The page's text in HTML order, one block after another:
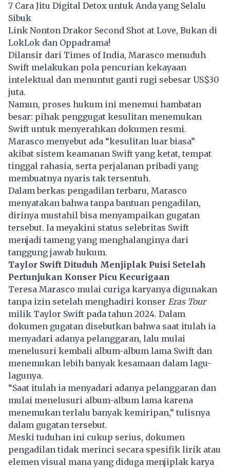
7 Cara Jitu Digital Detox untuk Anda yang Selalu
Sibuk
Link Nonton Drakor Second Shot at Love, Bukan di
LokLok dan Oppadrama!
Dilansir dari Times of India, Marasco menuduh
Swift melakukan pola pencurian kekayaan
intelektual dan menuntut ganti rugi sebesar US$30
juta.
Namun, proses hukum ini menemui hambatan
besar: pihak penggugat kesulitan menemukan
Swift untuk menyerahkan dokumen resmi.
Marasco menyebut ada “kesulitan luar biasa”
akibat sistem keamanan Swift yang ketat, tempat
tinggal rahasia, serta perjalanan pribadi yang
membuatnya nyaris tak tersentuh.
Dalam berkas pengadilan terbaru, Marasco
menyatakan bahwa tanpa bantuan pengadilan,
dirinya mustahil bisa menyampaikan gugatan
tersebut. Ia meyakini status selebritas Swift
menjadi tameng yang menghalanginya dari
tanggung jawab hukum.
Taylor Swift Dituduh Menjiplak Puisi Setelah
Pertunjukan Konser Picu Kecurigaan
Teresa Marasco mulai curiga karyanya digunakan
tanpa izin setelah menghadiri konser Eras Tour
milik Taylor Swift pada tahun 2024. Dalam
dokumen gugatan disebutkan bahwa saat itulah ia
menyadari adanya pelanggaran, lalu mulai
menelusuri kembali album-album lama Swift dan
menemukan lebih banyak kesamaan dalam lagu-
lagunya.
“Saat itulah ia menyadari adanya pelanggaran dan
mulai menelusuri album-album lama karena
menemukan terlalu banyak kemiripan,” tulisnya
dalam gugatan tersebut.
Meski tuduhan ini cukup serius, dokumen
pengadilan tidak merinci secara spesifik lirik atau
elemen visual mana yang diduga menjiplak karya